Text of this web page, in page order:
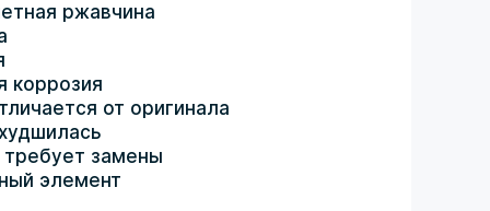
ржавчина
коррозия
от оригинала
замены
элемент